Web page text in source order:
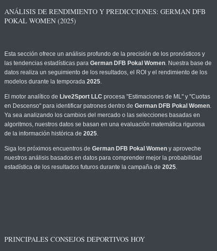
ANÁLISIS DE RENDIMIENTO Y PREDICCIONES: GERMAN DFB
POKAL WOMEN (2025)
Esta sección ofrece un análisis profundo de la precisión de los pronósticos y
las tendencias estadísticas para German DFB Pokal Women. Nuestra base de
datos realiza un seguimiento de los resultados, el ROI y el rendimiento de los
modelos durante la temporada 2025.
El motor analítico de Live2Sport LLC procesa "Estimaciones de ML" y "Cuotas
en Descenso" para identificar patrones dentro de German DFB Pokal Women.
Ya sea analizando los cambios del mercado o las selecciones basadas en
algoritmos, nuestros datos se basan en una evaluación matemática rigurosa
de la información histórica de 2025.
Siga los próximos encuentros de German DFB Pokal Womeny aproveche
nuestros análisis basados en datos para comprender mejor la probabilidad
estadística de los resultados futuros durante la campaña de 2025.
PRINCIPALES CONSEJOS DEPORTIVOS HOY